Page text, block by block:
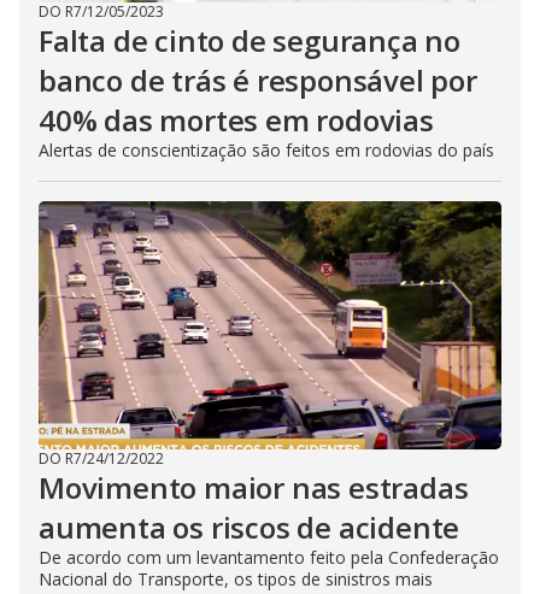
DO R7/12/05/2023
Falta de cinto de segurança no
banco de trás é responsável por
40% das mortes em rodovias
Alertas de conscientização são feitos em rodovias do país
DO R7/24/12/2022
Movimento maior nas estradas
aumenta os riscos de acidente
De acordo com um levantamento feito pela Confederação
Nacional do Transporte, os tipos de sinistros mais